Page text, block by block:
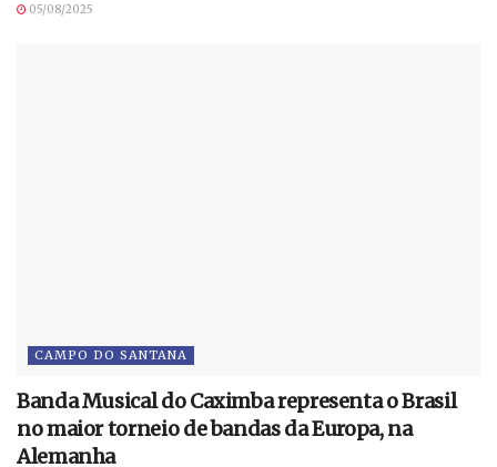
05/08/2025
CAMPO DO SANTANA
Banda Musical do Caximba representa o Brasil
no maior torneio de bandas da Europa, na
Alemanha